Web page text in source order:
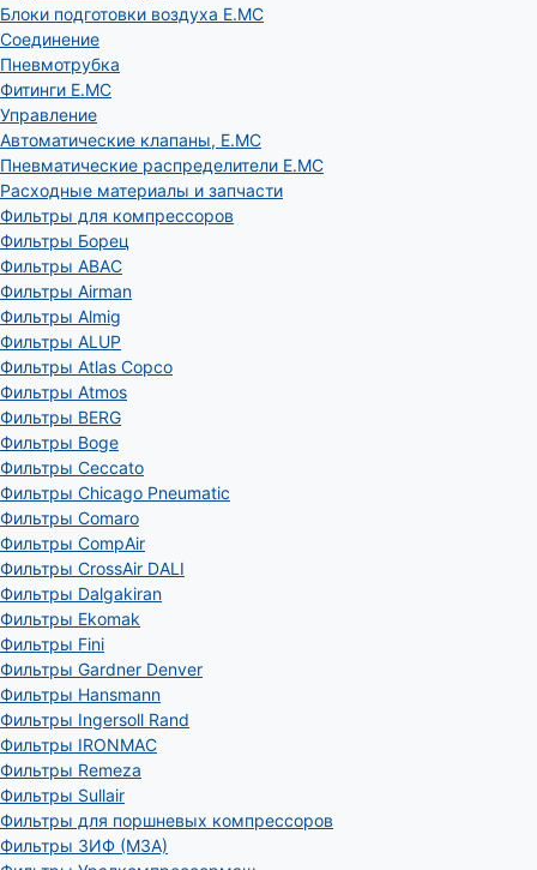
Блоки подготовки воздуха E.MC
Соединение
Пневмотрубка
Фитинги E.MC
Управление
Автоматические клапаны, Е.МС
Пневматические распределители E.MC
Расходные материалы и запчасти
Фильтры для компрессоров
Фильтры Борец
Фильтры ABAC
Фильтры Airman
Фильтры Almig
Фильтры ALUP
Фильтры Atlas Copco
Фильтры Atmos
Фильтры BERG
Фильтры Boge
Фильтры Ceccato
Фильтры Chicago Pneumatic
Фильтры Comaro
Фильтры CompAir
Фильтры CrossAir DALI
Фильтры Dalgakiran
Фильтры Ekomak
Фильтры Fini
Фильтры Gardner Denver
Фильтры Hansmann
Фильтры Ingersoll Rand
Фильтры IRONMAC
Фильтры Remeza
Фильтры Sullair
Фильтры для поршневых компрессоров
Фильтры ЗИФ (МЗА)